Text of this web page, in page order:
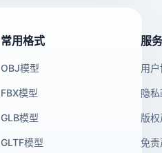
常用格式
OBJ模型
FBX模型
GLB模型
GLTF模型
服
用
隐
版
免